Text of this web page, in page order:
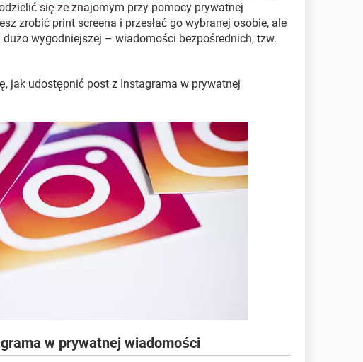
się ze znajomym przy pomocy prywatnej
zrobić print screena i przesłać go wybranej osobie, ale
wygodniejszej – wiadomości bezpośrednich, tzw.
jak udostępnić post z Instagrama w prywatnej
w prywatnej wiadomości